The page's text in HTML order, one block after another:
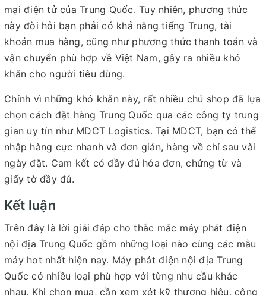
mại điện tử của Trung Quốc. Tuy nhiên, phương thức
này đòi hỏi bạn phải có khả năng tiếng Trung, tài
khoản mua hàng, cũng như phương thức thanh toán và
vận chuyển phù hợp về Việt Nam, gây ra nhiều khó
khăn cho người tiêu dùng.
Chính vì những khó khăn này, rất nhiều chủ shop đã lựa
chọn cách đặt hàng Trung Quốc qua các công ty trung
gian uy tín như MDCT Logistics. Tại MDCT, bạn có thể
nhập hàng cực nhanh và đơn giản, hàng về chỉ sau vài
ngày đặt. Cam kết có đầy đủ hóa đơn, chứng từ và
giấy tờ đầy đủ.
Kết luận
Trên đây là lời giải đáp cho thắc mắc máy phát điện
nội địa Trung Quốc gồm những loại nào cùng các mẫu
máy hot nhất hiện nay. Máy phát điện nội địa Trung
Quốc có nhiều loại phù hợp với từng nhu cầu khác
nhau. Khi chọn mua, cần xem xét kỹ thương hiệu, công